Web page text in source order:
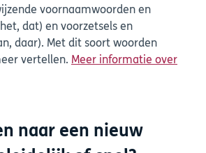
voornaamwoorden en
dat) en voorzetsels en
daar). Met dit soort woorden
vertellen. Meer informatie over
naar een nieuw